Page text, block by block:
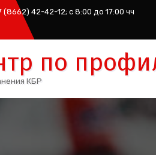
(8662) 42-42-12; с 8:00 до 17:00 чч
по
КБР